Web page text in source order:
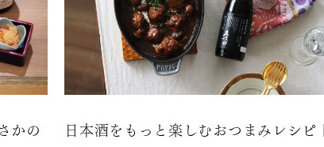
かの
日本酒をもっと楽しむおつまみレシピ｜